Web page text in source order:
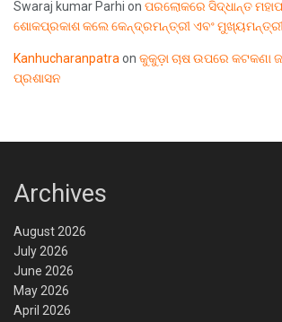
Swaraj kumar Parhi on ପରଲୋକରେ ସିଦ୍ଧାନ୍ତ
ଶୋକପ୍ରକାଶ କଲେ କେନ୍ଦ୍ରମନ୍ତ୍ରୀ ଏବଂ ମୁଖ୍ୟମନ୍ତ୍ରୀ
Kanhucharanpatra on କୁକୁଡ଼ା ଚାଷ ଉପରେ କଟକଣା
ପ୍ରଶାସନ
Archives
August 2026
July 2026
June 2026
May 2026
April 2026